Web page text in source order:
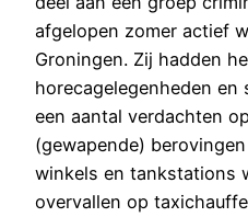
afgelopen zomer actief
Groningen. Zij hadden
horecagelegenheden en
een aantal verdachten
(gewapende)
winkels en tankstations
overvallen op